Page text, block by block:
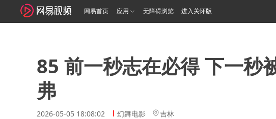
网易首页 应用 无障碍浏览 进入关怀版
85 前一秒志在必得 下一秒
弗
2026-05-05 18:08:02 幻舞电影 吉林